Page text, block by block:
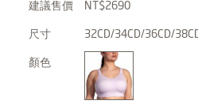
建議售價 NT$2690
尺寸 32CD/34CD/36CD/
顏色